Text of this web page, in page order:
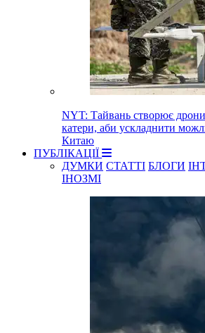
NYT: Тайвань створює дрони
катери, аби ускладнити
Китаю
ПУБЛІКАЦІЇ
ДУМКИ СТАТТІ БЛОГИ
ІНОЗМІ